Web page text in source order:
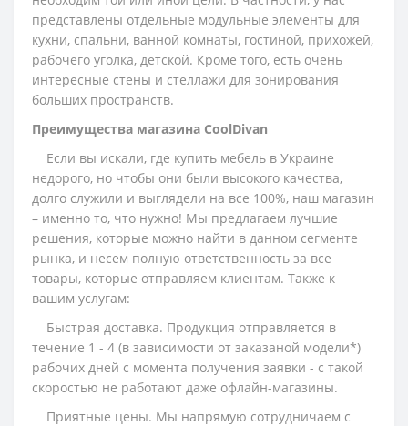
представлены отдельные модульные элементы для
кухни, спальни, ванной комнаты, гостиной, прихожей,
рабочего уголка, детской. Кроме того, есть очень
интересные стены и стеллажи для зонирования
больших пространств.
Преимущества магазина CoolDivan
Если вы искали, где купить мебель в Украине
недорого, но чтобы они были высокого качества,
долго служили и выглядели на все 100%, наш магазин
– именно то, что нужно! Мы предлагаем лучшие
решения, которые можно найти в данном сегменте
рынка, и несем полную ответственность за все
товары, которые отправляем клиентам. Также к
вашим услугам:
Быстрая доставка. Продукция отправляется в
течение 1 - 4 (в зависимости от заказаной модели*)
рабочих дней с момента получения заявки - с такой
скоростью не работают даже офлайн-магазины.
Приятные цены. Мы напрямую сотрудничаем с